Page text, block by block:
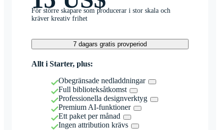
För större skapare som producerar i stor skala och
kräver kreativ frihet
7 dagars gratis provperiod
Allt i Starter, plus:
Obegränsade nedladdningar
Full biblioteksåtkomst
Professionella designverktyg
Premium AI-funktioner
Ett paket per månad
Ingen attribution krävs